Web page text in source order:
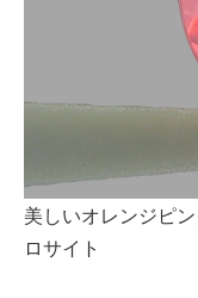
美しいオレンジピ
ロサイト